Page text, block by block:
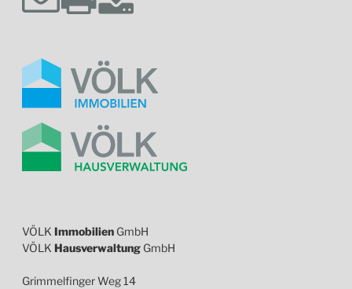
VÖLK Immobilien GmbH
VÖLK Hausverwaltung GmbH
Grimmelfinger Weg 14